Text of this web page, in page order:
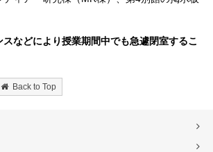
などにより授業期間中でも急遽閉室するこ
Back to Top